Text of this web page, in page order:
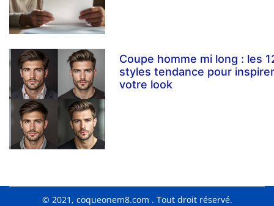
Coupe homme mi long : les
styles tendance pour inspirer
votre look
© 2021, coqueonem8.com . Tout droit réservé.